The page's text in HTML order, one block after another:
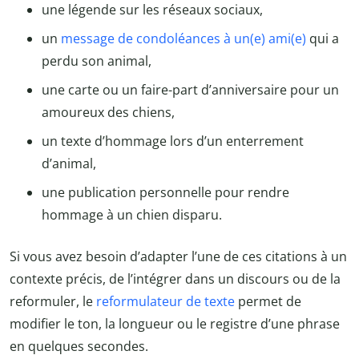
une légende sur les réseaux sociaux,
un message de condoléances à un(e) ami(e) qui a
perdu son animal,
une carte ou un faire-part d’anniversaire pour un
amoureux des chiens,
un texte d’hommage lors d’un enterrement
d’animal,
une publication personnelle pour rendre
hommage à un chien disparu.
Si vous avez besoin d’adapter l’une de ces citations à un
contexte précis, de l’intégrer dans un discours ou de la
reformuler, le reformulateur de texte permet de
modifier le ton, la longueur ou le registre d’une phrase
en quelques secondes.